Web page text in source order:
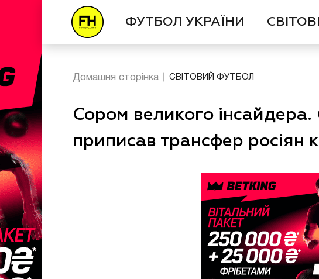
ФУТБОЛ УКРАЇНИ
Домашня сторінка СВІТОВИЙ ФУТБОЛ
Сором великого
приписав трансфер росіян